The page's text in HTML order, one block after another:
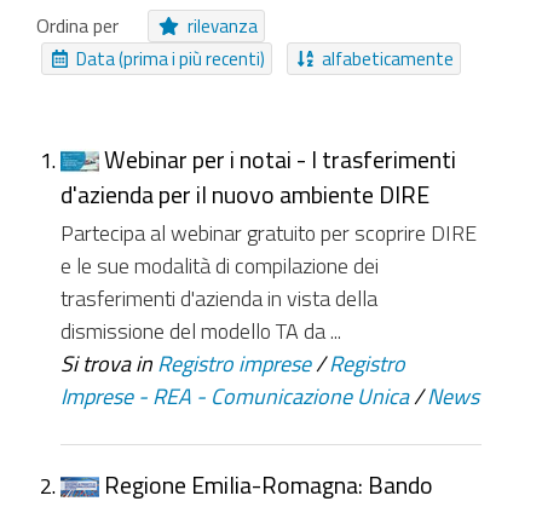
Pagamento Online
Procedure
Immagine Collezione
File
Collegamento
Moduli
Struttura
Collezione Inviabile
NUOVI ELEMENTI DA
Da ieri
Nell'ultima settimana
Nell'ultimo mese
Da sempre
Ordina per
rilevanza
Data (prima i più recenti)
alfabeticamente
Webinar per i notai - I trasferimenti
d'azienda per il nuovo ambiente DIRE
Partecipa al webinar gratuito per scoprire DIRE
e le sue modalità di compilazione dei
trasferimenti d'azienda in vista della
dismissione del modello TA da ...
Si trova in Registro imprese /Registro
Imprese - REA - Comunicazione Unica /News
Regione Emilia-Romagna: Bando